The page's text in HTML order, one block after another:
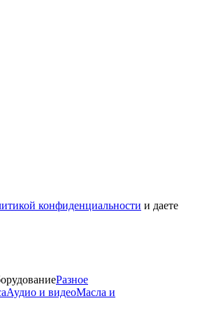
конфиденциальности и даете
Разное
Аудио и видеоМасла и